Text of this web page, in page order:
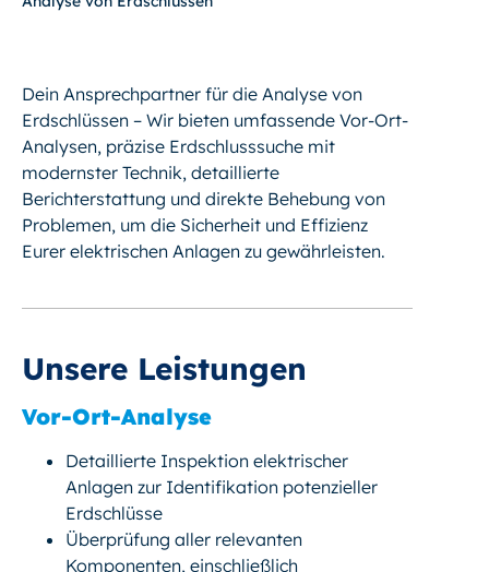
Dein Ansprechpartner für die Analyse von
Erdschlüssen – Wir bieten umfassende Vor-Ort-
Analysen, präzise Erdschlusssuche mit
modernster Technik, detaillierte
Berichterstattung und direkte Behebung von
Problemen, um die Sicherheit und Effizienz
Eurer elektrischen Anlagen zu gewährleisten.
Unsere Leistungen
Vor-Ort-Analyse
Detaillierte Inspektion elektrischer
Anlagen zur Identifikation potenzieller
Erdschlüsse
Überprüfung aller relevanten
Komponenten, einschließlich